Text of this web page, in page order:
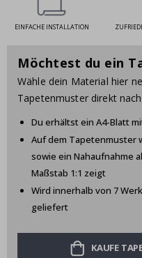
EINFACHE INSTALLATION
Möchtest du ein
Wähle dein Material hier
Tapetenmuster direkt
Du erhältst ein A4-Blatt
Auf dem Tapetenmuster
sowie ein Nahaufnahme
Maßstab 1:1 zeigt
Wird innerhalb von 7
geliefert